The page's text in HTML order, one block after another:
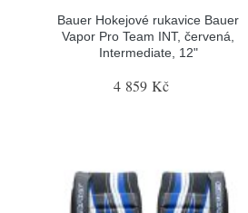
Bauer Hokejové rukavice Bauer
Vapor Pro Team INT, červená,
Intermediate, 12"
4 859 Kč